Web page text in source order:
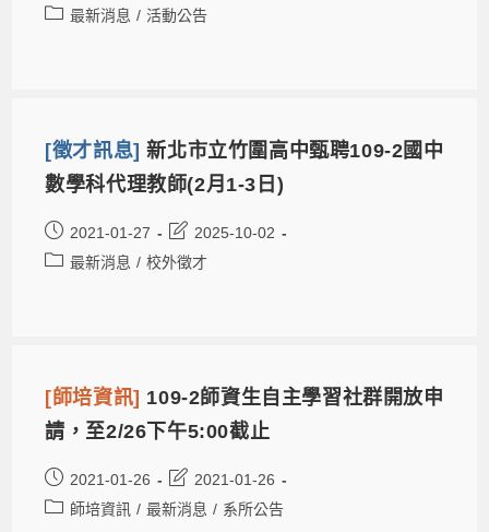
最新消息 / 活動公告
[徵才訊息]新北市立竹圍高中甄聘109-2國中
數學科代理教師(2月1-3日)
2021-01-27
2025-10-02
最新消息 / 校外徵才
[師培資訊] 109-2師資生自主學習社群開放申
請，至2/26下午5:00截止
2021-01-26
2021-01-26
師培資訊 / 最新消息 / 系所公告